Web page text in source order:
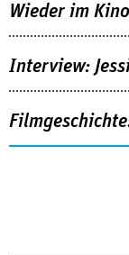
Wieder im
Interview: